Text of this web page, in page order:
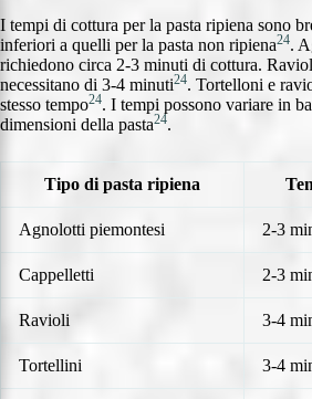
I tempi di cottura per la pasta ripiena sono
inferiori a quelli per la pasta non ripiena24.
richiedono circa 2-3 minuti di cottura.
necessitano di 3-4 minuti24. Tortelloni e
stesso tempo24. I tempi possono variare in
dimensioni della pasta24.
Tipo di pasta ripiena
Agnolotti piemontesi 2-3
Cappelletti 2-3
Ravioli 3-4
Tortellini 3-4